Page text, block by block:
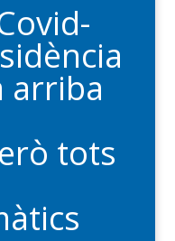
arriba
tots